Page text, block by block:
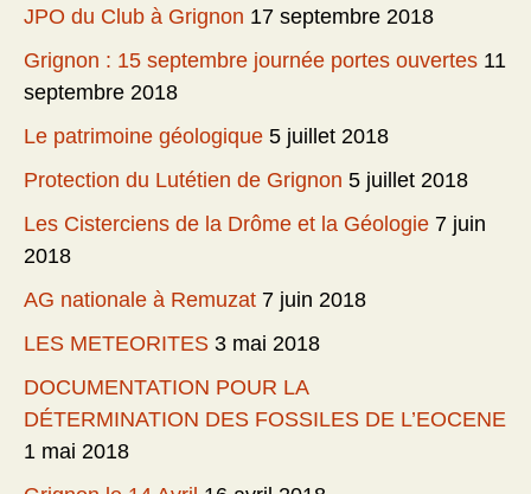
JPO du Club à Grignon 17 septembre 2018
Grignon : 15 septembre journée portes ouvertes 11
septembre 2018
Le patrimoine géologique 5 juillet 2018
Protection du Lutétien de Grignon 5 juillet 2018
Les Cisterciens de la Drôme et la Géologie 7 juin
2018
AG nationale à Remuzat 7 juin 2018
LES METEORITES 3 mai 2018
DOCUMENTATION POUR LA
DÉTERMINATION DES FOSSILES DE L’EOCENE
1 mai 2018